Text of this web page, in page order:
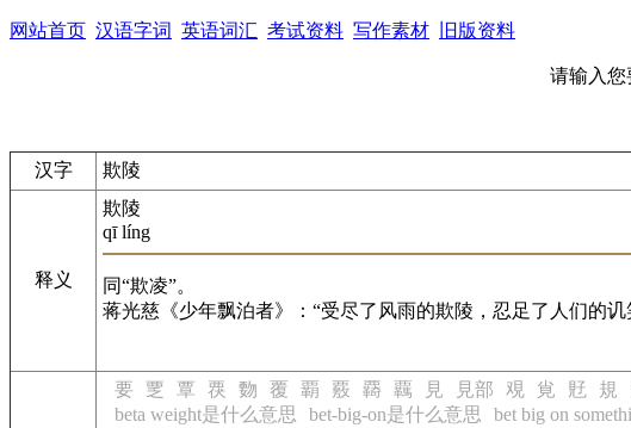
网站首页 汉语字词 英语词汇 考试资料 写作素材 旧版资料
请输入您
汉字 欺陵
释义
欺陵
qī líng
同“欺凌”。
蒋光慈《少年飘泊者》：“受尽了风雨的欺陵，忍足了人们的讥
要 覂 覃 覄 覅 覆 覇 覈 覉 覊 見 見部 覌 覍 覎 規
beta weight是什么意思
bet-big-on是什么意思 bet big on